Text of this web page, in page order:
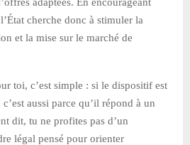
cherche donc à stimuler la
et la mise sur le marché de
toi, c’est simple : si le dispositif est
aussi parce qu’il répond à un
dit, tu ne profites pas d’un
légal pensé pour orienter